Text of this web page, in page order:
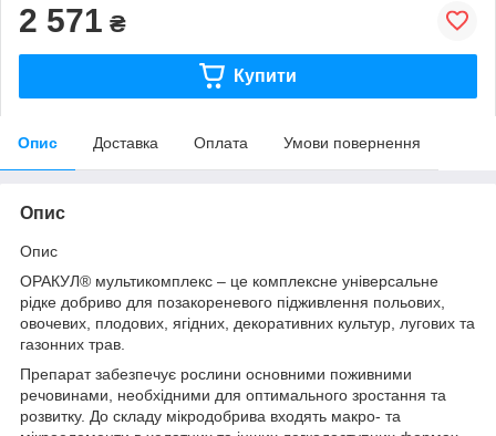
2 571 ₴
Купити
Опис Доставка Оплата Умови повернення
Опис
Опис
ОРАКУЛ® мультикомплекс – це комплексне універсальне
рідке добриво для позакореневого підживлення польових,
овочевих, плодових, ягідних, декоративних культур, лугових та
газонних трав.
Препарат забезпечує рослини основними поживними
речовинами, необхідними для оптимального зростання та
розвитку. До складу мікродобрива входять макро- та